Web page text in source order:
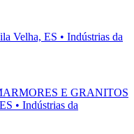
Velha, ES • Indústrias da
E GRANITOS
• Indústrias da